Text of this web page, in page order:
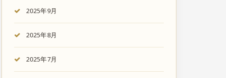
2025年9月
2025年8月
2025年7月